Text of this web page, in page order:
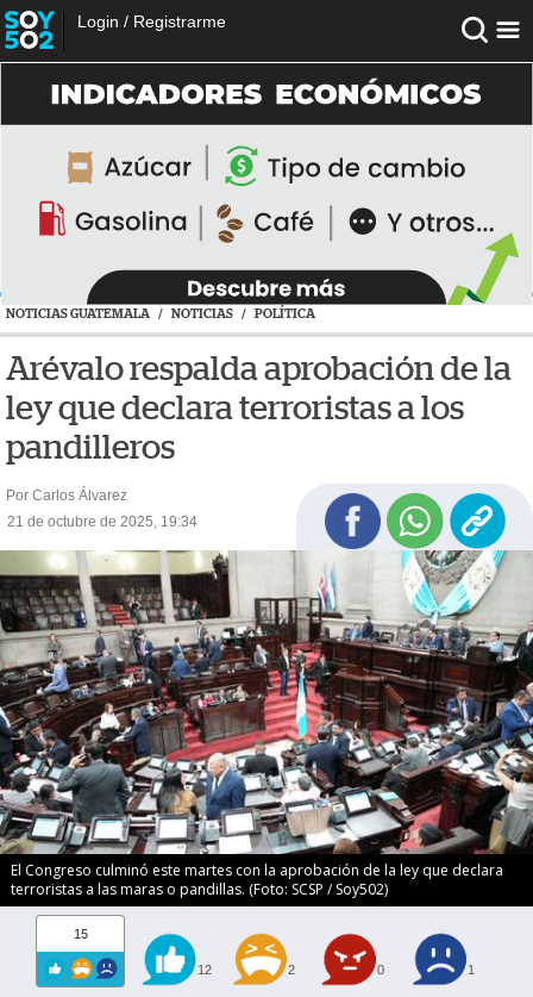
Login / Registrarme
NOTICIAS GUATEMALA / NOTICIAS / POLÍTICA
Arévalo respalda aprobación de la
ley que declara terroristas a los
pandilleros
Por Carlos Álvarez
21 de octubre de 2025, 19:34
El Congreso culminó este martes con la aprobación de la ley que declara
terroristas a las maras o pandillas. (Foto: SCSP / Soy502)
15
12 2 0 1